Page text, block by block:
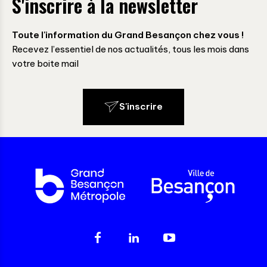
Toute l'information du Grand Besançon chez vous !
Recevez l’essentiel de nos actualités, tous les mois dans
votre boite mail
S'inscrire